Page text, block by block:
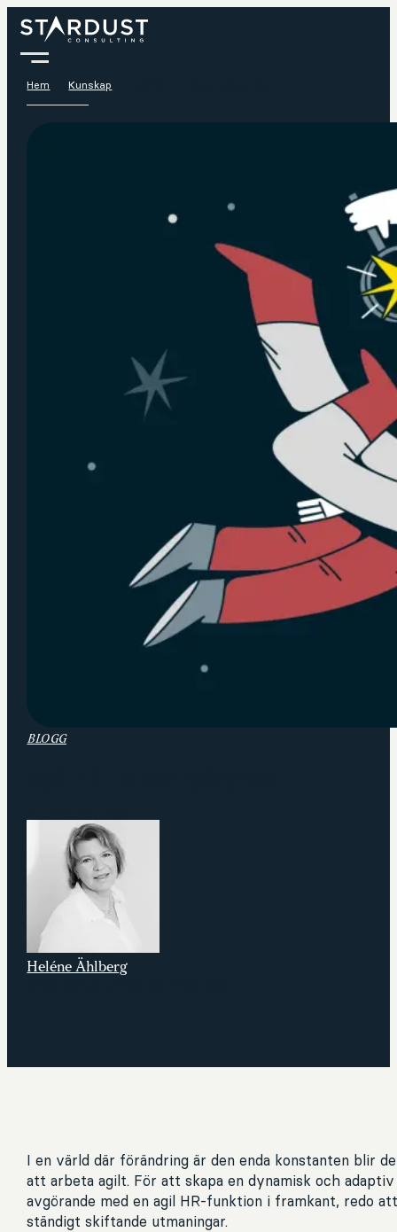
Hem Kunskap
BLOGG
Heléne Ählberg
I en värld där förändring är den enda konstanten blir
att arbeta agilt. För att skapa en dynamisk och
avgörande med en agil HR-funktion i framkant, redo
ständigt skiftande utmaningar.